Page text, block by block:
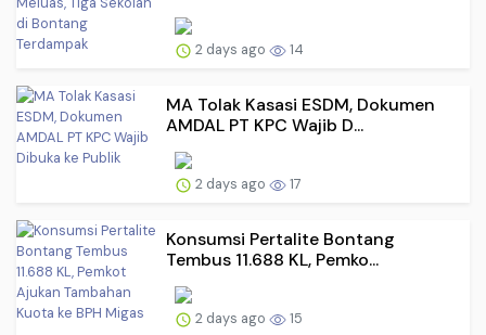
2 days ago 14
MA Tolak Kasasi ESDM, Dokumen
AMDAL PT KPC Wajib D...
2 days ago 17
Konsumsi Pertalite Bontang
Tembus 11.688 KL, Pemko...
2 days ago 15